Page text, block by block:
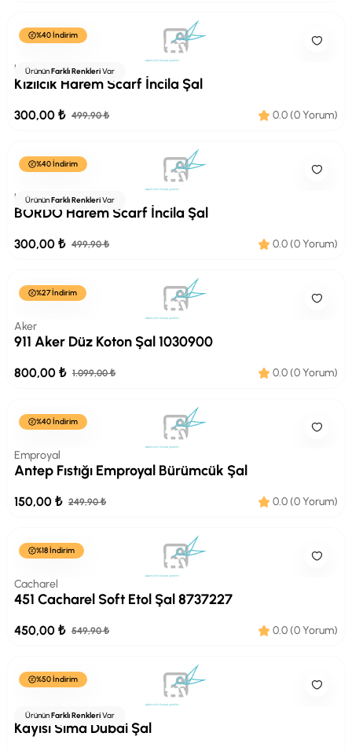
%40 İndirim
ÜrününFarklı RenkleriVar
HAREMSCARF
Kızılcık Harem Scarf İncila Şal
300,00 ₺ 499,90 ₺ 0.0 (0 Yorum)
%40 İndirim
ÜrününFarklı RenkleriVar
HAREMSCARF
BORDO Harem Scarf İncila Şal
300,00 ₺ 499,90 ₺ 0.0 (0 Yorum)
%27 İndirim
Aker
911 Aker Düz Koton Şal 1030900
800,00 ₺ 1.099,00 ₺ 0.0 (0 Yorum)
%40 İndirim
Emproyal
Antep Fıstığı Emproyal Bürümcük Şal
150,00 ₺ 249,90 ₺ 0.0 (0 Yorum)
%18 İndirim
Cacharel
451 Cacharel Soft Etol Şal 8737227
450,00 ₺ 549,90 ₺ 0.0 (0 Yorum)
%50 İndirim
ÜrününFarklı RenkleriVar
Arwella
Kayısı Sima Dubai Şal